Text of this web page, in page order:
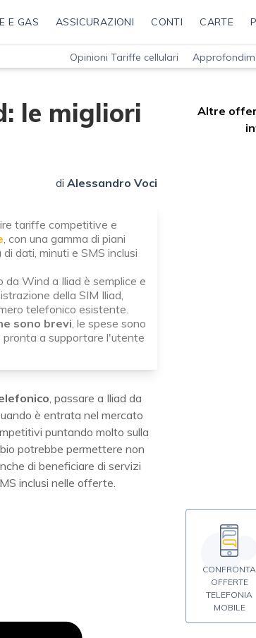
E GAS ASSICURAZIONI CONTI CARTE
Opinioni Tariffe cellulari
le migliori
di Alessandro Voci
tariffe competitive e
, con una gamma di piani
dati, minuti e SMS inclusi
da Wind a Iliad è semplice e
della SIM Iliad,
telefonico esistente.
sono brevi, le spese sono
pronta a supportare l'utente
, passare a Iliad da
è entrata nel mercato
puntando molto sulla
potrebbe permettere non
di beneficiare di servizi
inclusi nelle offerte.
Altre
CONFRONTA
OFFERTE
TELEFONIA
MOBILE